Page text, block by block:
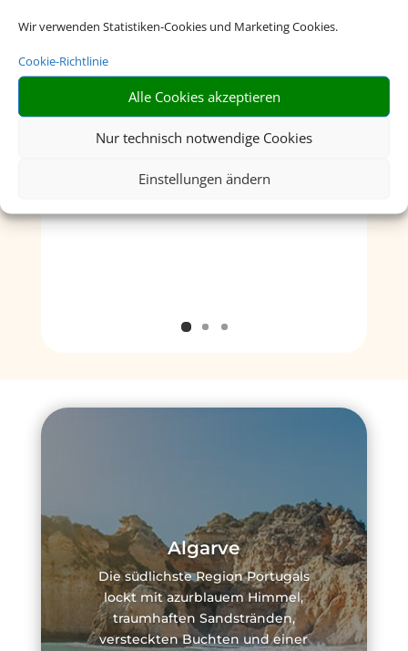
Wir verwenden Statistiken-Cookies und Marketing Cookies.
Cookie-Richtlinie
Alle Cookies akzeptieren
Nur technisch notwendige Cookies
Einstellungen ändern
Algarve
Die südlichste Region Portugals
lockt mit azurblauem Himmel,
traumhaften Sandstränden,
versteckten Buchten und einer